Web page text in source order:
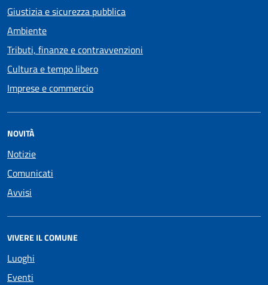
Giustizia e sicurezza pubblica
Ambiente
Tributi, finanze e contravvenzioni
Cultura e tempo libero
Imprese e commercio
NOVITÀ
Notizie
Comunicati
Avvisi
VIVERE IL COMUNE
Luoghi
Eventi